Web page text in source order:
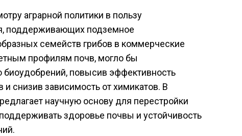
аграрной политики в пользу
поддерживающих подземное
семейств грибов в коммерческие
профилям почв, могло бы
биоудобрений, повысив эффективность
снизив зависимость от химикатов. В
научную основу для перестройки
здоровье почвы и устойчивость